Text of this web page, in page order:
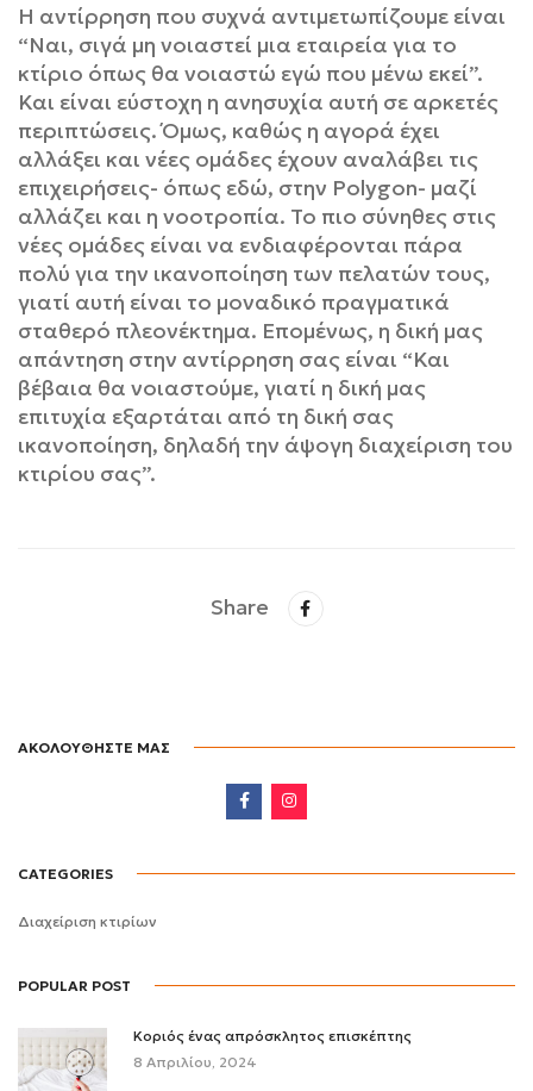
Η αντίρρηση που συχνά αντιμετωπίζουμε είναι
“Ναι, σιγά μη νοιαστεί μια εταιρεία για το
κτίριο όπως θα νοιαστώ εγώ που μένω εκεί”.
Και είναι εύστοχη η ανησυχία αυτή σε αρκετές
περιπτώσεις. Όμως, καθώς η αγορά έχει
αλλάξει και νέες ομάδες έχουν αναλάβει τις
επιχειρήσεις- όπως εδώ, στην Polygon- μαζί
αλλάζει και η νοοτροπία. Το πιο σύνηθες στις
νέες ομάδες είναι να ενδιαφέρονται πάρα
πολύ για την ικανοποίηση των πελατών τους,
γιατί αυτή είναι το μοναδικό πραγματικά
σταθερό πλεονέκτημα. Επομένως, η δική μας
απάντηση στην αντίρρηση σας είναι “Και
βέβαια θα νοιαστούμε, γιατί η δική μας
επιτυχία εξαρτάται από τη δική σας
ικανοποίηση, δηλαδή την άψογη διαχείριση του
κτιρίου σας”.
Share
ΑΚΟΛΟΥΘΗΣΤΕ ΜΑΣ
CATEGORIES
Διαχείριση κτιρίων
POPULAR POST
Κοριός ένας απρόσκλητος επισκέπτης
8 Απριλίου, 2024